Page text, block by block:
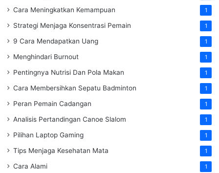
Cara Meningkatkan Kemampuan 1
Strategi Menjaga Konsentrasi Pemain 1
9 Cara Mendapatkan Uang 1
Menghindari Burnout 1
Pentingnya Nutrisi Dan Pola Makan 1
Cara Membersihkan Sepatu Badminton 1
Peran Pemain Cadangan 1
Analisis Pertandingan Canoe Slalom 1
Pilihan Laptop Gaming 1
Tips Menjaga Kesehatan Mata 1
Cara Alami 1